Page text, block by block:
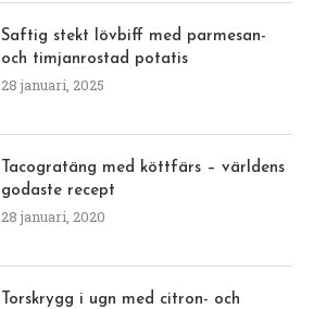
Saftig stekt lövbiff med parmesan-
och timjanrostad potatis
28 januari, 2025
Tacogratäng med köttfärs – världens
godaste recept
28 januari, 2020
Torskrygg i ugn med citron- och